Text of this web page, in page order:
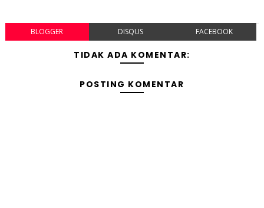
BLOGGER DISQUS FACEBOOK
TIDAK ADA KOMENTAR:
POSTING KOMENTAR